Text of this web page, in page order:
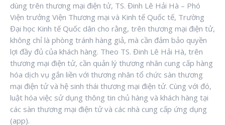
dùng trên thương mại điện tử, TS. Đinh Lê Hải Hà – Phó
Viện trưởng Viện Thương mại và Kinh tế Quốc tế, Trường
Đại học Kinh tế Quốc dân cho rằng, trên thương mại điện tử,
không chỉ là phòng tránh hàng giả, mà cần đảm bảo quyền
lợi đầy đủ của khách hàng. Theo TS. Đinh Lê Hải Hà, trên
thương mại điện tử, cần quản lý thương nhân cung cấp hàng
hóa dịch vụ gắn liền với thương nhân tổ chức sàn thương
mại điện tử và hệ sinh thái thương mại điện tử. Cùng với đó,
luật hóa việc sử dụng thông tin chủ hàng và khách hàng tại
các sàn thương mại điện tử và các nhà cung cấp ứng dụng
(app).